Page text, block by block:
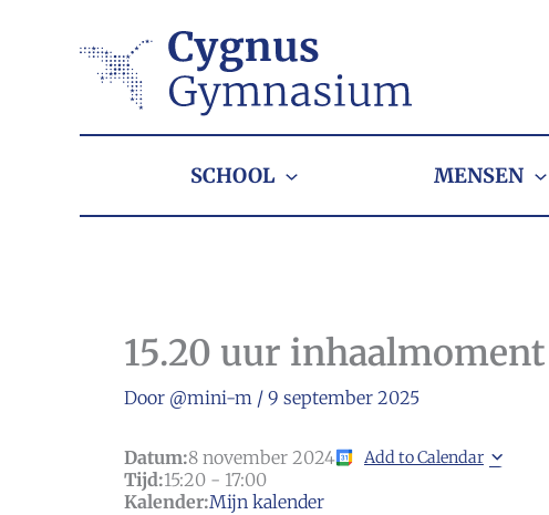
SCHOOL MENSEN
15.20 uur
Door @mini-m / 9 september 2025
Datum:8 november 2024 Add to Calendar
Tijd:15:20 - 17:00
Kalender:Mijn kalender